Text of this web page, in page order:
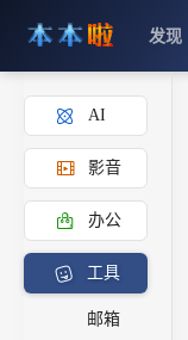
发现
AI
影音
办公
工具
邮箱